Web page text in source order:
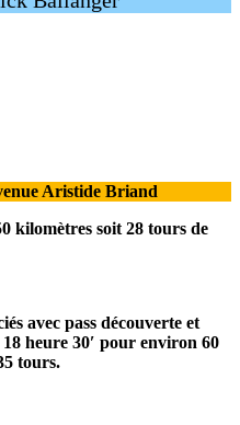
Aristide Briand
kilomètres soit 28 tours de
avec pass découverte et
heure 30′ pour environ 60
tours.